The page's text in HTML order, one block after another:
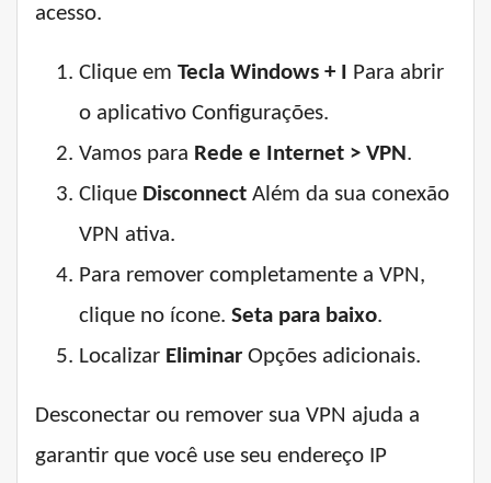
acesso.
Clique em Tecla Windows + I Para abrir
o aplicativo Configurações.
Vamos para Rede e Internet > VPN.
Clique Disconnect Além da sua conexão
VPN ativa.
Para remover completamente a VPN,
clique no ícone. Seta para baixo.
Localizar Eliminar Opções adicionais.
Desconectar ou remover sua VPN ajuda a
garantir que você use seu endereço IP